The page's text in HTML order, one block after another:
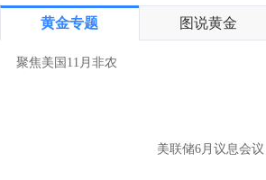
匿名网友-中金在线手机网：
谢谢老师
有任何问题均可以提出来交流的，早
间确实没有太大的波动
前布局，回踩4220-4225附近多，防守4205，
黄金专题 图说黄金
聚焦美国11月非农
美联储6月议息会议